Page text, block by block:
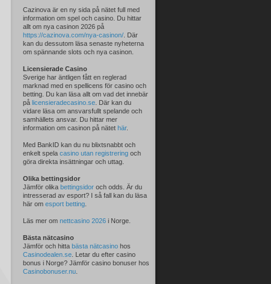
Cazinova är en ny sida på nätet full med
information om spel och casino. Du hittar
allt om nya casinon 2026 på
https://cazinova.com/nya-casinon/ . Där
kan du dessutom läsa senaste nyheterna
om spännande slots och nya casinon.
Licensierade Casino
Sverige har äntligen fått en reglerad
marknad med en spellicens för casino och
betting. Du kan läsa allt om vad det innebär
på licensieradecasino.se . Där kan du
vidare läsa om ansvarsfullt spelande och
samhällets ansvar. Du hittar mer
information om casinon på nätet här.
Med BankID kan du nu blixtsnabbt och
enkelt spela casino utan registrering och
göra direkta insättningar och uttag.
Olika bettingsidor
Jämför olika bettingsidor och odds. Är du
intresserad av esport? I så fall kan du läsa
här om esport betting
Läs mer om nettcasino 2026 i Norge.
Bästa nätcasino
Jämför och hitta bästa nätcasino hos
Casinodealen.se . Letar du efter casino
bonus i Norge? Jämför casino bonuser hos
Casinobonuser.nu